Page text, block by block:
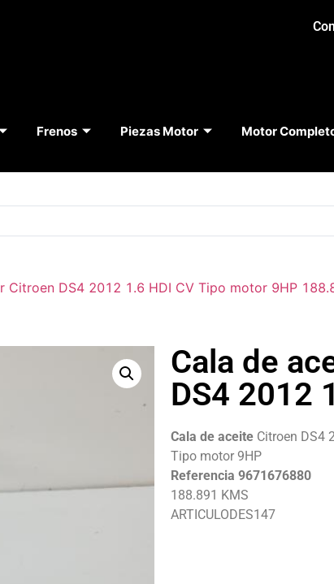
Frenos Piezas Motor Motor
Citroen DS4 2012 1.6 HDI CV Tipo motor 9HP
Cala de
DS4 2012
Cala de aceite Citroen DS4
Tipo motor 9HP
Referencia 9671676880
188.891 KMS
ARTICULODES147